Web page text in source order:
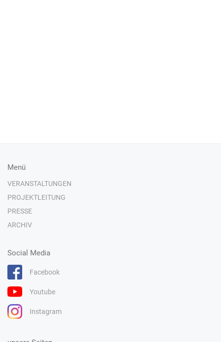
Menü
VERANSTALTUNGEN
PROJEKTLEITUNG
PRESSE
ARCHIV
Social Media
Facebook
Youtube
Instagram